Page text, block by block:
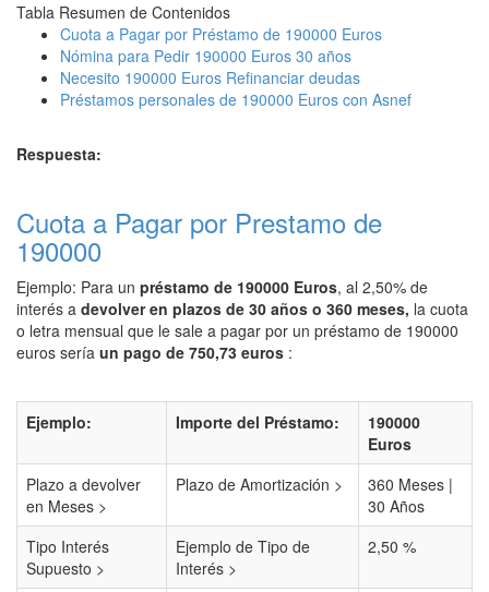
Tabla Resumen de Contenidos
Cuota a Pagar por Préstamo de 190000 Euros
Nómina para Pedir 190000 Euros 30 años
Necesito 190000 Euros Refinanciar deudas
Préstamos personales de 190000 Euros con Asnef
Respuesta:
Cuota a Pagar por Prestamo de
190000
Ejemplo: Para un préstamo de 190000 Euros, al 2,50% de
interés a devolver en plazos de 30 años o 360 meses, la cuota
o letra mensual que le sale a pagar por un préstamo de 190000
euros sería un pago de 750,73 euros :
Ejemplo: Importe del Préstamo:
190000
Euros
Plazo a devolver
en Meses >
Plazo de Amortización >
360 Meses |
30 Años
Tipo Interés
Supuesto >
Ejemplo de Tipo de
Interés >
2,50 %